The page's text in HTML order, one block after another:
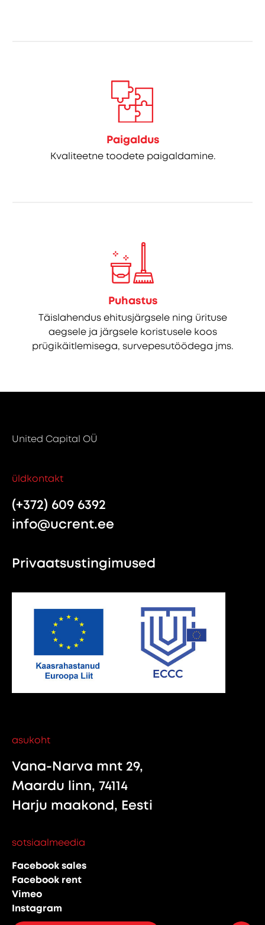
Paigaldus
Kvaliteetne toodete paigaldamine.
Puhastus
Täislahendus ehitusjärgsele ning ürituse
aegsele ja järgsele koristusele koos
prügikäitlemisega, survepesutöödega jms.
United Capital OÜ
üldkontakt
(+372) 609 6392
info@ucrent.ee
Privaatsustingimused
asukoht
Vana-Narva mnt 29,
Maardu linn, 74114
Harju maakond, Eesti
sotsiaalmeedia
Facebook sales
Facebook rent
Vimeo
Instagram